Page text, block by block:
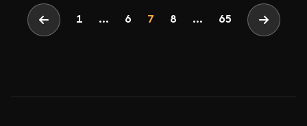
Pagination
Page précédente
1 ... Page
6 Page
7 Page
8 ... 65 Page